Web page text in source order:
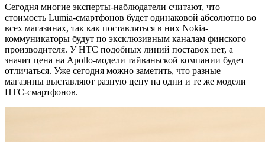
Сегодня многие эксперты-наблюдатели считают, что
стоимость Lumia-смартфонов будет одинаковой абсолютно во
всех магазинах, так как поставляться в них Nokia-
коммуникаторы будут по эксклюзивным каналам финского
производителя. У HTC подобных линий поставок нет, а
значит цена на Apollo-модели тайваньской компании будет
отличаться. Уже сегодня можно заметить, что разные
магазины выставляют разную цену на одни и те же модели
HTC-смартфонов.